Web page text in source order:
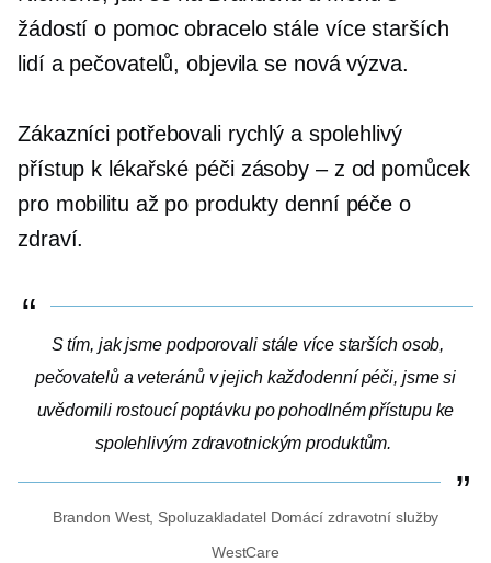
žádostí o pomoc obracelo stále více starších
lidí a pečovatelů, objevila se nová výzva.
Zákazníci potřebovali rychlý a spolehlivý
přístup k lékařské péči zásoby – z od pomůcek
pro mobilitu až po produkty denní péče o
zdraví.
S tím, jak jsme podporovali stále více starších osob,
pečovatelů a veteránů v jejich každodenní péči, jsme si
uvědomili rostoucí poptávku po pohodlném přístupu ke
spolehlivým zdravotnickým produktům.
Brandon West, SpoluzakladatelDomácí zdravotní služby
WestCare